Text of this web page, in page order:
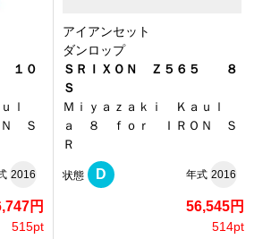
１０
ｌ
Ｓ
2016
円
515pt
アイアンセット
ダンロップ
ＳＲＩＸＯＮ Ｚ５６５ ８
Ｓ
Ｍｉｙａｚａｋｉ Ｋａｕｌ
ａ ８ ｆｏｒ ＩＲＯＮ Ｓ
Ｒ
状態 D 年式 2016
56,545円
514pt